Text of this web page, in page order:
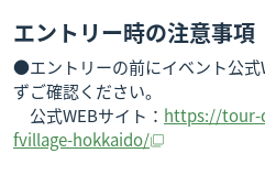
エントリー時の注意事項
●エントリーの前にイベント公式
ずご確認ください。
公式WEBサイト： https://tour-
fvillage-hokkaido/